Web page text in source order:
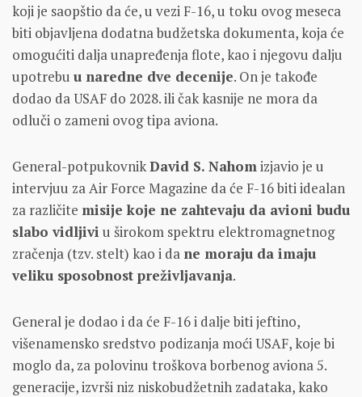
koji je saopštio da će, u vezi F-16, u toku ovog meseca
biti objavljena dodatna budžetska dokumenta, koja će
omogućiti dalja unapređenja flote, kao i njegovu dalju
upotrebu u naredne dve decenije. On je takođe
dodao da USAF do 2028. ili čak kasnije ne mora da
odluči o zameni ovog tipa aviona.
General-potpukovnikDavid S. Nahomizjavio je u
intervjuu za Air Force Magazine da će F-16 biti idealan
za različite misije koje ne zahtevaju da avioni budu
slabo vidljivi u širokom spektru elektromagnetnog
zračenja (tzv. stelt) kao i da ne moraju da imaju
veliku sposobnost preživljavanja.
General je dodao i da će F-16 i dalje biti jeftino,
višenamensko sredstvo podizanja moći USAF, koje bi
moglo da, za polovinu troškova borbenog aviona 5.
generacije, izvrši niz niskobudžetnih zadataka, kako